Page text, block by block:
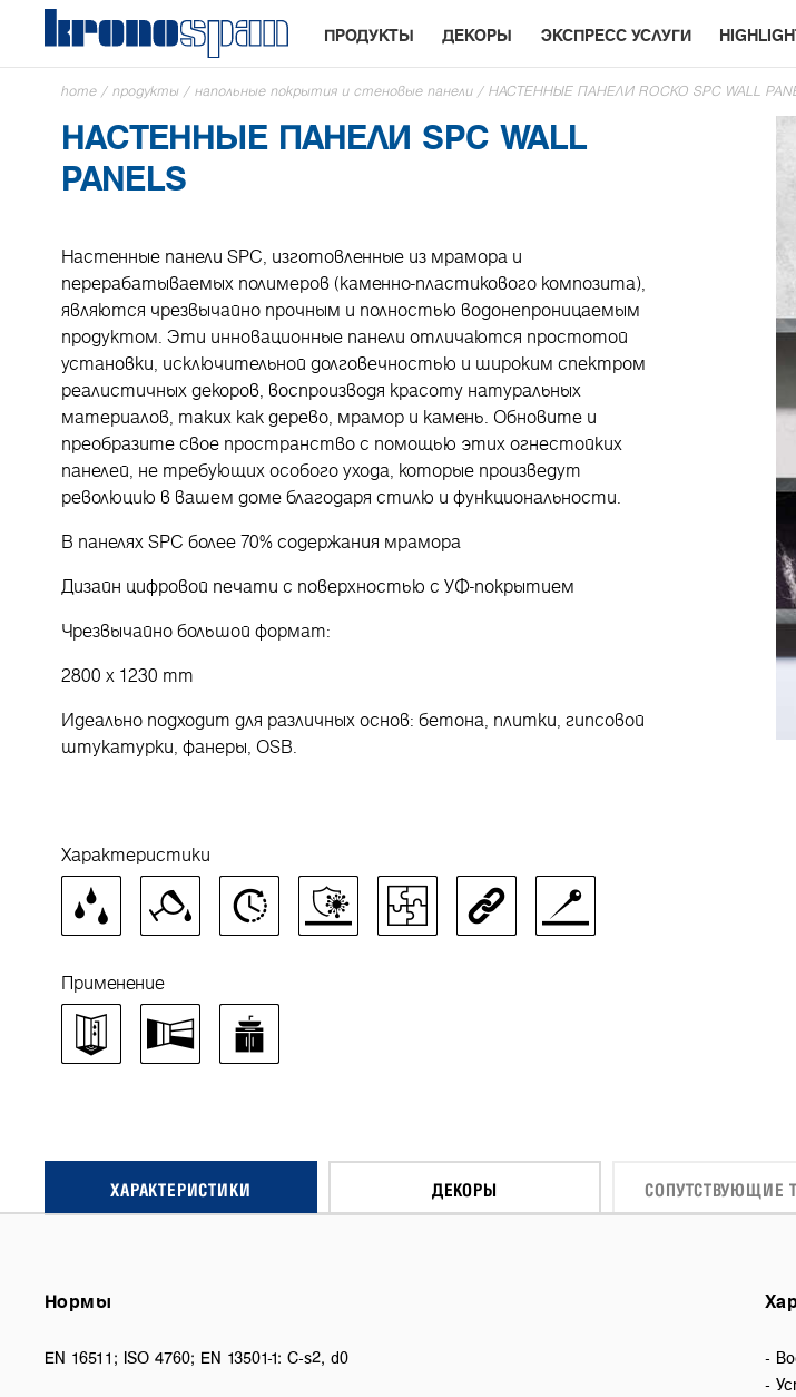
ПРОДУКТЫ ДЕКОРЫ ЭКСПРЕСС УСЛУГИ
home / продукты / напольные покрытия и стеновые панели / НАСТЕННЫЕ ПАНЕЛИ ROCKO SPC WALL
НАСТЕННЫЕ ПАНЕЛИ SPC WALL
PANELS
Настенные панели SPC, изготовленные из мрамора и
перерабатываемых полимеров (каменно-пластикового композита),
являются чрезвычайно прочным и полностью водонепроницаемым
продуктом. Эти инновационные панели отличаются простотой
установки, исключительной долговечностью и широким спектром
реалистичных декоров, воспроизводя красоту натуральных
материалов, таких как дерево, мрамор и камень. Обновите и
преобразите свое пространство с помощью этих огнестойких
панелей, не требующих особого ухода, которые произведут
революцию в вашем доме благодаря стилю и функциональности.
В панелях SPC более 70% содержания мрамора
Дизайн цифровой печати с поверхностью с УФ-покрытием
Чрезвычайно большой формат:
2800 x 1230 mm
Идеально подходит для различных основ: бетона, плитки, гипсовой
штукатурки, фанеры, OSB.
Характеристики
Применение
ХАРАКТЕРИСТИКИ ДЕКОРЫ СОПУТСТВУЮЩИЕ
Нормы
EN 16511; ISO 4760; EN 13501-1: C-s2, d0
-
-